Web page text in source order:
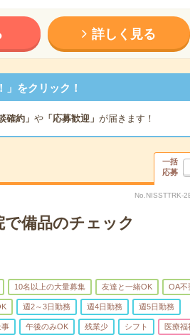
詳しく見る
をクリック！
確約」 や「応募歓迎」 が届きます！
一括
応募
No.NISSTTRK-
で備品のチェック
10名以上の大量募集 友達と一緒OK OA不
週2～3日勤務 週4日勤務 週5日勤務
事 午後のみOK 残業少 シフト 医療福